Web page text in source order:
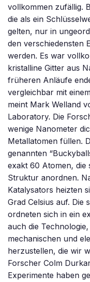
vollkommen zufällig.
die als ein
gelten, nur in
den verschiedensten
werden. Es war
kristalline Gitter aus
früheren Anläufe
vergleichbar mit
meint Mark Welland
Laboratory. Die
wenige Nanometer
Metallatomen füllen.
genannten
exakt 60 Atomen, die
Struktur anordnen.
Katalysators heizten
Grad Celsius auf. Die
ordneten sich in ein
auch die
mechanischen und
herzustellen, die wir
Forscher Colm
Experimente haben